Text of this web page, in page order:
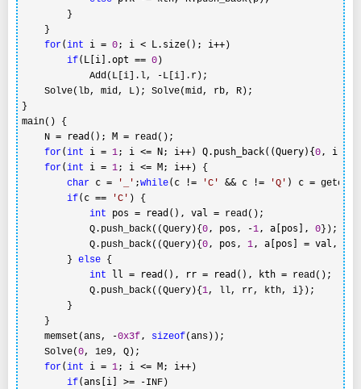
        }
    }
for(int i = 0; i < L.size(); i++)
if(L[i].opt == 0)
            Add(L[i].l,
-L[i].r);
    Solve(lb, mid, L); Solve(mid, rb, R);
}
main() {
    N
= read(); M = read();
for(int i = 1; i <= N; i++) Q.push_back((Query){0 , i,
for(int i = 1; i <= M; i++) {
char c = ' ' ;while(c != 'C ' && c != 'Q ' ) c =
if(c == 'C ' ) {
int pos = read(), val = read();
            Q.push_back((Query){
0 , pos, -1 , a[pos], 0});
            Q.push_back((Query){
0 , pos, 1 , a[pos] = val, 0
        }
else {
int ll = read(), rr = read(), kth = read();
            Q.push_back((Query){
1, ll, rr, kth, i});
        }
    }
    memset(ans,
-0x3f , sizeof(ans));
    Solve(
0, 1e9, Q);
for(int i = 1; i <= M; i++)
if(ans[i] >= -INF)